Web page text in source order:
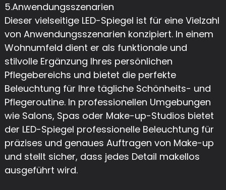
5.Anwendungsszenarien
Dieser vielseitige LED-Spiegel ist für eine Vielzahl
von Anwendungsszenarien konzipiert. In einem
Wohnumfeld dient er als funktionale und
stilvolle Ergänzung Ihres persönlichen
Pflegebereichs und bietet die perfekte
Beleuchtung für Ihre tägliche Schönheits- und
Pflegeroutine. In professionellen Umgebungen
wie Salons, Spas oder Make-up-Studios bietet
der LED-Spiegel professionelle Beleuchtung für
präzises und genaues Auftragen von Make-up
und stellt sicher, dass jedes Detail makellos
ausgeführt wird.